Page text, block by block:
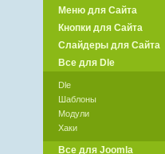
Меню для Сайта
Кнопки для Сайта
Слайдеры для Сайта
Все для Dle
Dle
Шаблоны
Модули
Хаки
Все для Joomla